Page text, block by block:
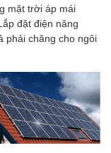
mặt trời áp mái
đặt điện năng
phải chăng cho ngôi